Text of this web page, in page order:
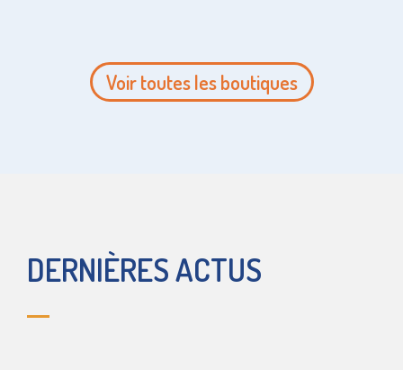
Voir toutes les boutiques
DERNIÈRES ACTUS